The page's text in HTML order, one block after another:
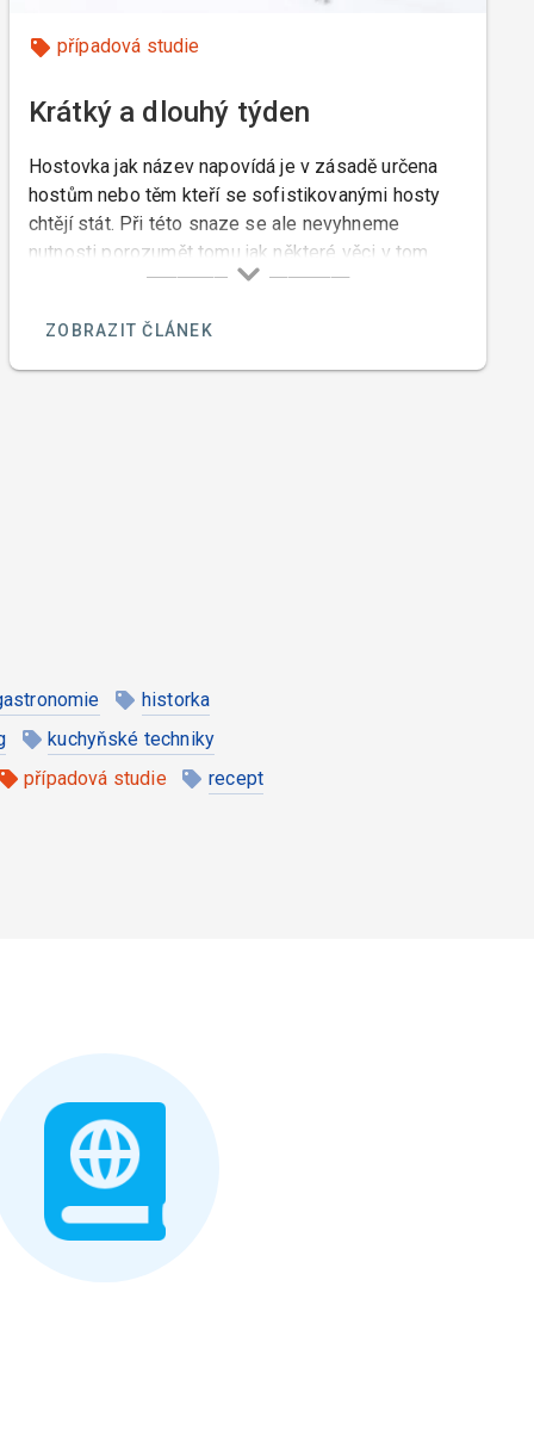
případová studie
Krátký a dlouhý týden
Hostovka jak název napovídá je v zásadě určena
hostům nebo těm kteří se sofistikovanými hosty
chtějí stát. Při této snaze se ale nevyhneme
nutnosti porozumět tomu jak některé věci v tom
našem pohostinství fungují.
ZOBRAZIT ČLÁNEK
historka
kuchyňské techniky
případová studie
recept